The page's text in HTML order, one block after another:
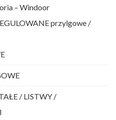
– Windoor
przylgowe /
/ LISTWY /